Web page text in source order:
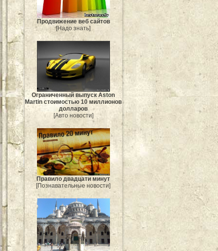
Продвижение веб сайтов
[Надо знать]
Ограниченный выпуск Aston
Martin стоимостью 10 миллионов
долларов
[Авто новости]
Правило двадцати минут
[Познавательные новости]